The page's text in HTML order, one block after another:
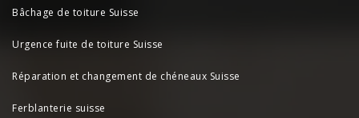
Bâchage de toiture Suisse
Urgence fuite de toiture Suisse
Réparation et changement de chéneaux Suisse
Ferblanterie suisse